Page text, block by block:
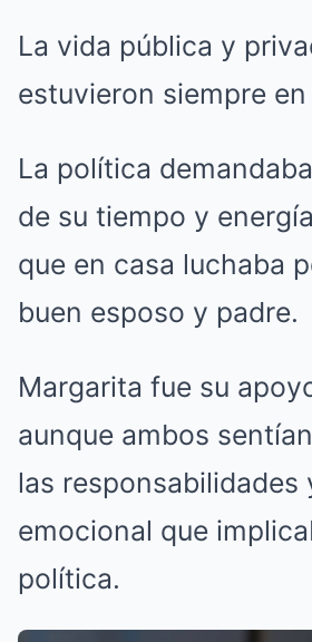
La vida pública y
estuvieron siempre
La política
de su tiempo y
que en casa luchaba
buen esposo y padre.
Margarita fue su
aunque ambos
las responsabilidades
emocional que
política.